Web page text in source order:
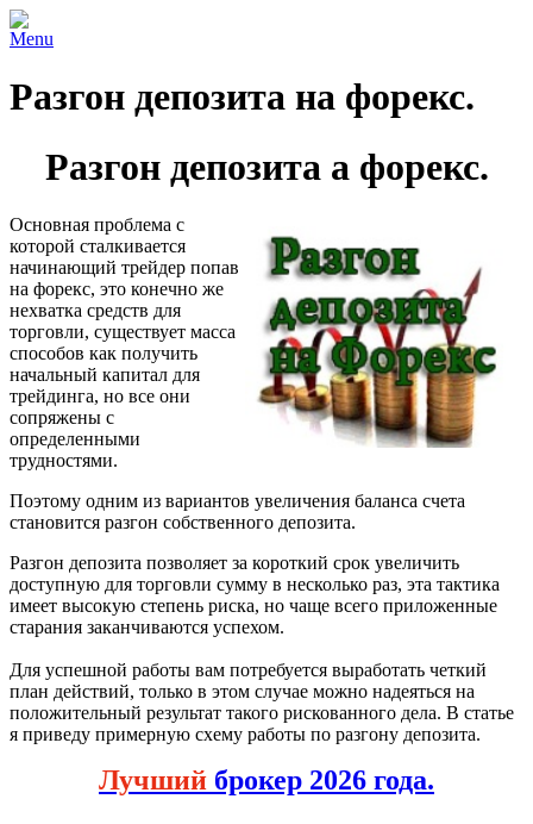
Menu
Разгон депозита на форекс.
Разгон депозита а форекс.
Основная проблема с
которой сталкивается
начинающий трейдер попав
на форекс, это конечно же
нехватка средств для
торговли, существует масса
способов как получить
начальный капитал для
трейдинга, но все они
сопряжены с
определенными
трудностями.
Поэтому одним из вариантов увеличения баланса счета
становится разгон собственного депозита.
Разгон депозита позволяет за короткий срок увеличить
доступную для торговли сумму в несколько раз, эта тактика
имеет высокую степень риска, но чаще всего приложенные
старания заканчиваются успехом.
Для успешной работы вам потребуется выработать четкий
план действий, только в этом случае можно надеяться на
положительный результат такого рискованного дела. В статье
я приведу примерную схему работы по разгону депозита.
Лучший брокер 2026 года.